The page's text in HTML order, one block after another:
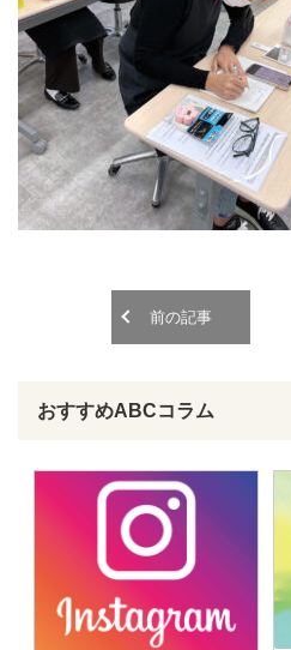
前の記事
おすすめABCコラム